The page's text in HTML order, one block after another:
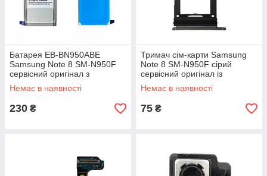
Батарея EB-BN950ABE
Samsung Note 8 SM-N950F
сервісний оригінал з
розбирання (до 10% зносу)
Немає в наявності
230 ₴
Тримач сім-карти Samsung
Note 8 SM-N950F сірий
сервісний оригінал із
розбирання
Немає в наявності
75 ₴